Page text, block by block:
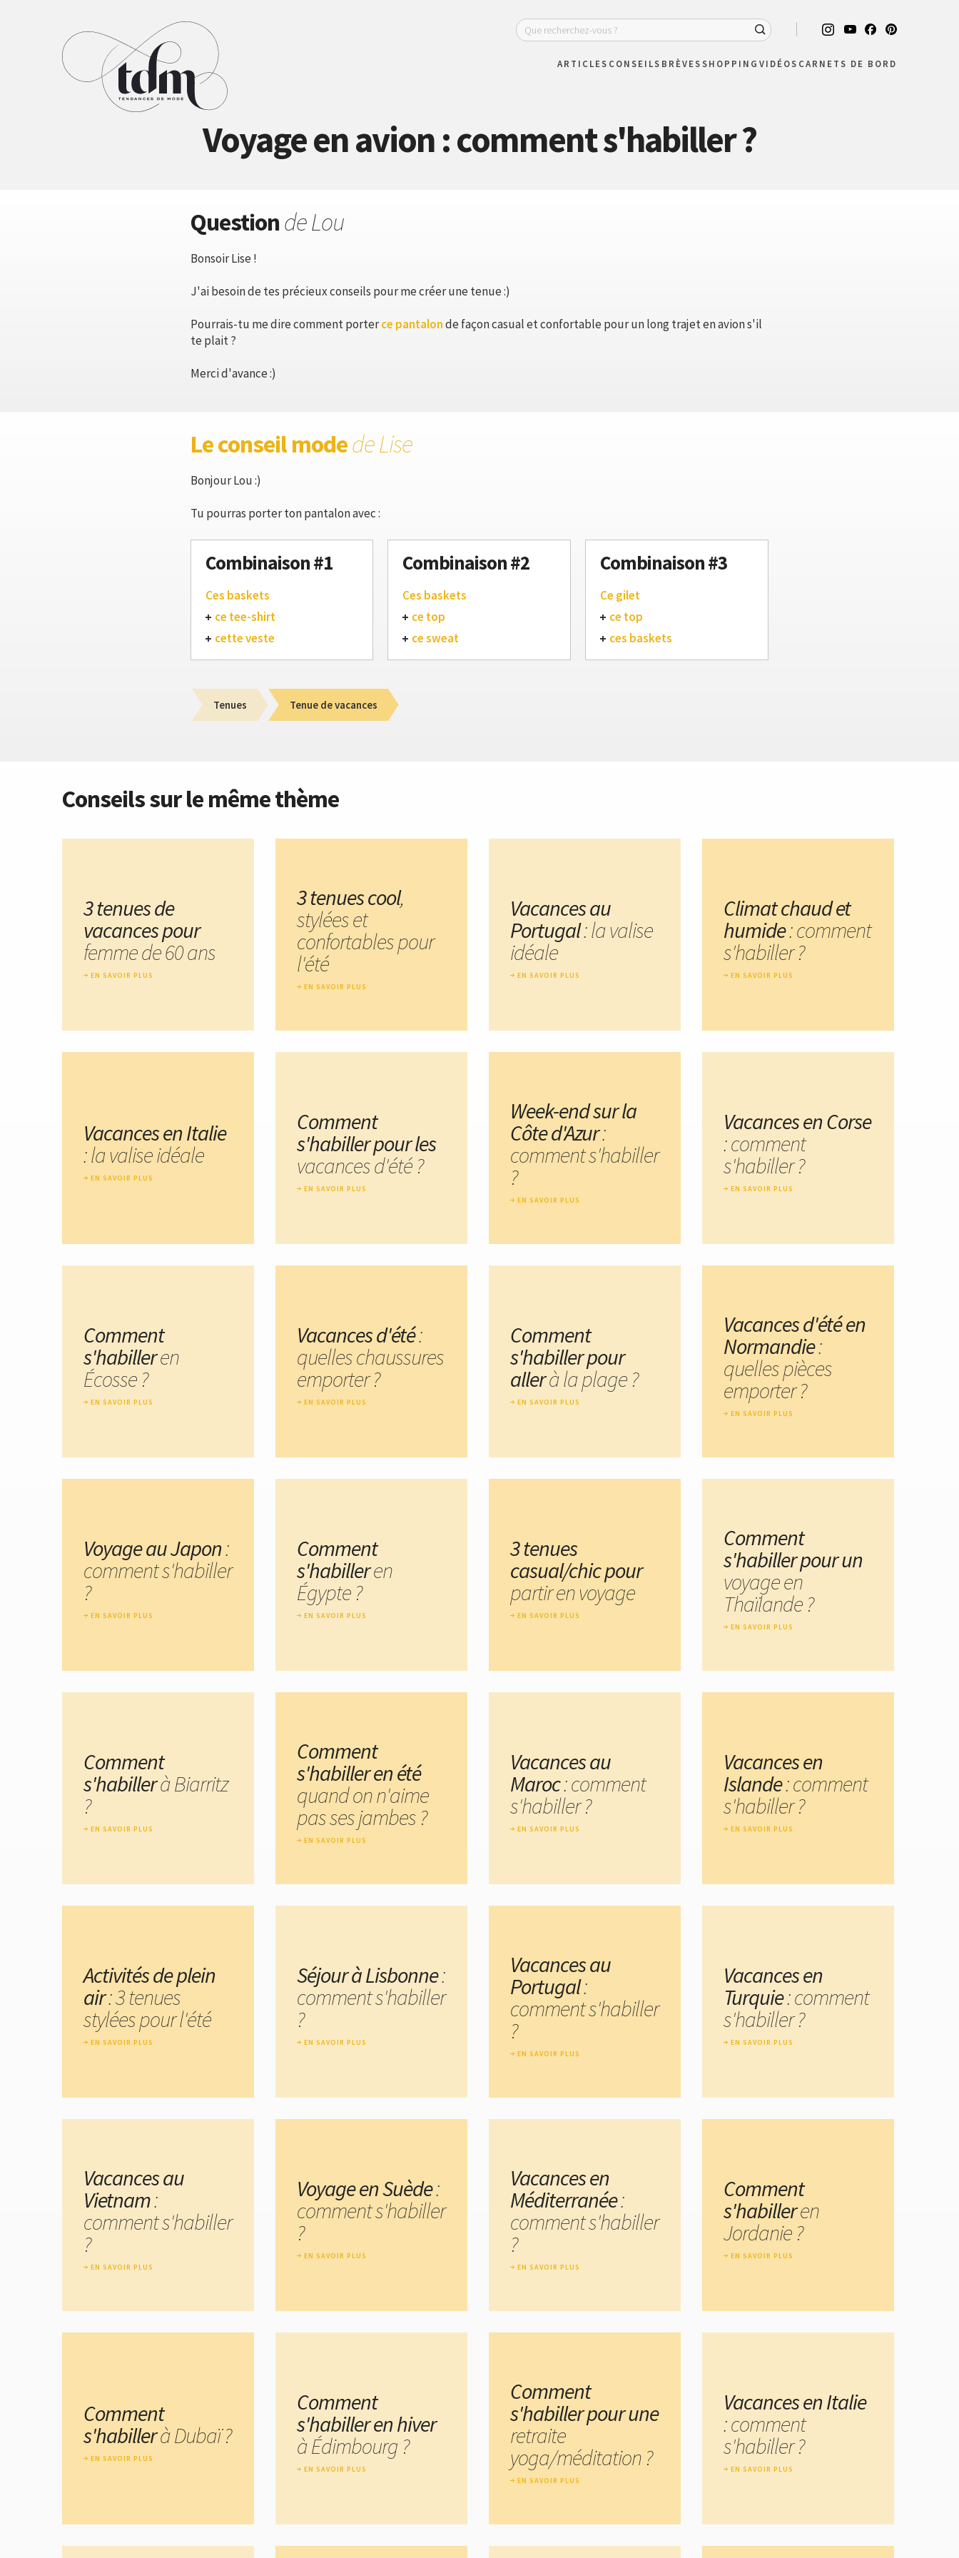
ARTICLES CONSEILS BRÈVESSHOPPING VIDÉOS CARNETS DE BORD
Voyage en avion : comment s'habiller ?
Questionde Lou
Bonsoir Lise !
J'ai besoin de tes précieux conseils pour me créer une tenue :)
Pourrais-tu me dire comment porterce pantalonde façon casual et confortable pour un long trajet en avion s'il
te plait ?
Merci d'avance :)
Le conseil modede Lise
Bonjour Lou :)
Tu pourras porter ton pantalon avec :
Combinaison #1
Ces baskets
ce tee-shirt
cette veste
Combinaison #2
Ces baskets
ce top
ce sweat
Combinaison #3
Ce gilet
ce top
ces baskets
Tenues Tenue de vacances
Conseils sur le même thème
3 tenues de
vacances pour
femme de 60 ans
EN SAVOIR PLUS
3 tenues cool,
stylées et
confortables pour
l'été
EN SAVOIR PLUS
Vacances au
Portugal: la valise
idéale
EN SAVOIR PLUS
Climat chaud et
humide: comment
s'habiller ?
EN SAVOIR PLUS
Vacances en Italie
: la valise idéale
EN SAVOIR PLUS
Comment
s'habiller pour les
vacances d'été ?
EN SAVOIR PLUS
Week-end sur la
Côte d'Azur:
comment s'habiller
?
EN SAVOIR PLUS
Vacances en Corse
: comment
s'habiller ?
EN SAVOIR PLUS
Comment
s'habilleren
Écosse ?
EN SAVOIR PLUS
Vacances d'été:
quelles chaussures
emporter ?
EN SAVOIR PLUS
Comment
s'habiller pour
allerà la plage ?
EN SAVOIR PLUS
Vacances d'été en
Normandie:
quelles pièces
emporter ?
EN SAVOIR PLUS
Voyage au Japon:
comment s'habiller
?
EN SAVOIR PLUS
Comment
s'habilleren
Égypte ?
EN SAVOIR PLUS
3 tenues
casual/chic pour
partir en voyage
EN SAVOIR PLUS
Comment
s'habiller pour un
voyage en
Thaïlande ?
EN SAVOIR PLUS
Comment
s'habillerà Biarritz
?
EN SAVOIR PLUS
Comment
s'habiller en été
quand on n'aime
pas ses jambes ?
EN SAVOIR PLUS
Vacances au
Maroc: comment
s'habiller ?
EN SAVOIR PLUS
Vacances en
Islande: comment
s'habiller ?
EN SAVOIR PLUS
Activités de plein
air: 3 tenues
stylées pour l'été
EN SAVOIR PLUS
Séjour à Lisbonne:
comment s'habiller
?
EN SAVOIR PLUS
Vacances au
Portugal:
comment s'habiller
?
EN SAVOIR PLUS
Vacances en
Turquie: comment
s'habiller ?
EN SAVOIR PLUS
Vacances au
Vietnam:
comment s'habiller
?
EN SAVOIR PLUS
Voyage en Suède:
comment s'habiller
?
EN SAVOIR PLUS
Vacances en
Méditerranée:
comment s'habiller
?
EN SAVOIR PLUS
Comment
s'habilleren
Jordanie ?
EN SAVOIR PLUS
Comment
s'habillerà Dubaï ?
EN SAVOIR PLUS
Comment
s'habiller en hiver
à Édimbourg ?
EN SAVOIR PLUS
Comment
s'habiller pour une
retraite
yoga/méditation ?
EN SAVOIR PLUS
Vacances en Italie
: comment
s'habiller ?
EN SAVOIR PLUS